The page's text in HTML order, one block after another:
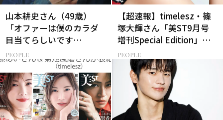
山本耕史さん（49歳）
「オファーは僕のカラダ
目当てらしいです
（笑）」全編英語ミュー
ジカルへの挑戦
PEOPLE
【超速報】timelesz・篠
塚大輝さん「美ST9月号
増刊Special Edition」誌
面カットを先行公開！
PEOPLE